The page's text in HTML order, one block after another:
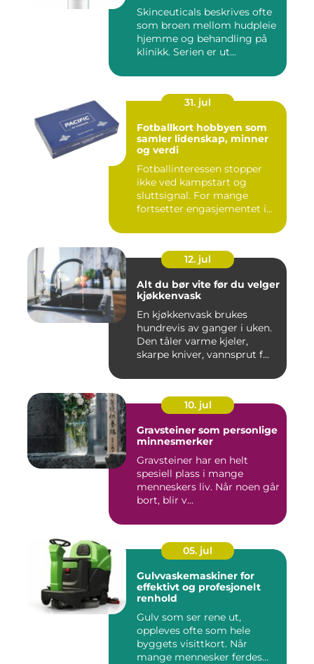
Skinceuticals beskrives ofte
som broen mellom hudpleie
hjemme og behandling på
klinikk. Serien er ut...
31. jul
Fotballkort hobbyen som
samler lidenskap, minner
og verdi
Fotballinteressen stopper
ikke ved kampstart og
sluttsignal. For mange
fortsetter engasjementet i
12. jul
Alt du bør vite før du velger
kjøkkenvask
En kjøkkenvask brukes
hundrevis av ganger i uken.
Den tåler varme kjeler,
skarpe kniver, vannsprut f...
10. jul
Gravsteiner som personlige
minnesmerker
Gravsteiner har en helt
spesiell plass i mange
menneskers liv. Når noen går
bort, blir v...
05. jul
Gulvvaskemaskiner for
effektivt og profesjonelt
renhold
Gulv som ser rene ut,
oppleves ofte som hele
byggets visittkort. Når
mange mennesker ferdes